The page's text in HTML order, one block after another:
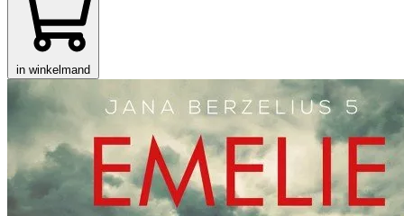
in winkelmand